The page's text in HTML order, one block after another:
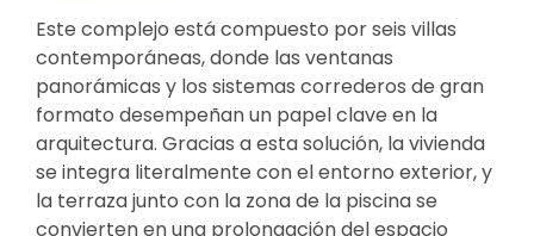
Este complejo está compuesto por seis villas
contemporáneas, donde las ventanas
panorámicas y los sistemas correderos de gran
formato desempeñan un papel clave en la
arquitectura. Gracias a esta solución, la vivienda
se integra literalmente con el entorno exterior, y
la terraza junto con la zona de la piscina se
convierten en una prolongación del espacio